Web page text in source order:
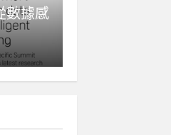
生成式AI走入日常：AI素養
與新數碼鴻溝成關注焦點
2026-07-07